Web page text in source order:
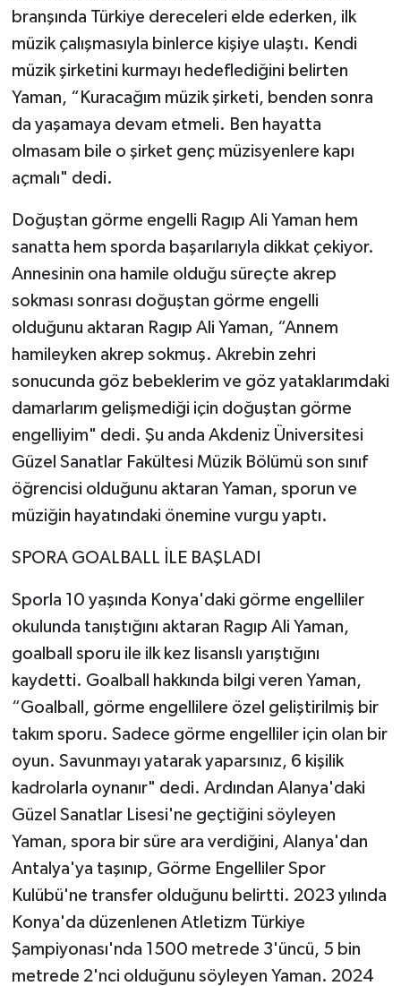
branşında Türkiye dereceleri elde ederken, ilk
müzik çalışmasıyla binlerce kişiye ulaştı. Kendi
müzik şirketini kurmayı hedeflediğini belirten
Yaman, “Kuracağım müzik şirketi, benden sonra
da yaşamaya devam etmeli. Ben hayatta
olmasam bile o şirket genç müzisyenlere kapı
açmalı" dedi.
Doğuştan görme engelli Ragıp Ali Yaman hem
sanatta hem sporda başarılarıyla dikkat çekiyor.
Annesinin ona hamile olduğu süreçte akrep
sokması sonrası doğuştan görme engelli
olduğunu aktaran Ragıp Ali Yaman, “Annem
hamileyken akrep sokmuş. Akrebin zehri
sonucunda göz bebeklerim ve göz yataklarımdaki
damarlarım gelişmediği için doğuştan görme
engelliyim" dedi. Şu anda Akdeniz Üniversitesi
Güzel Sanatlar Fakültesi Müzik Bölümü son sınıf
öğrencisi olduğunu aktaran Yaman, sporun ve
müziğin hayatındaki önemine vurgu yaptı.
SPORA GOALBALL İLE BAŞLADI
Sporla 10 yaşında Konya'daki görme engelliler
okulunda tanıştığını aktaran Ragıp Ali Yaman,
goalball sporu ile ilk kez lisanslı yarıştığını
kaydetti. Goalball hakkında bilgi veren Yaman,
“Goalball, görme engellilere özel geliştirilmiş bir
takım sporu. Sadece görme engelliler için olan bir
oyun. Savunmayı yatarak yaparsınız, 6 kişilik
kadrolarla oynanır" dedi. Ardından Alanya'daki
Güzel Sanatlar Lisesi'ne geçtiğini söyleyen
Yaman, spora bir süre ara verdiğini, Alanya'dan
Antalya'ya taşınıp, Görme Engelliler Spor
Kulübü'ne transfer olduğunu belirtti. 2023 yılında
Konya'da düzenlenen Atletizm Türkiye
Şampiyonası'nda 1500 metrede 3'üncü, 5 bin
metrede 2'nci olduğunu söyleyen Yaman. 2024
Sosyal medya
Spor
Teknoloji
Televizyon
Yaşam